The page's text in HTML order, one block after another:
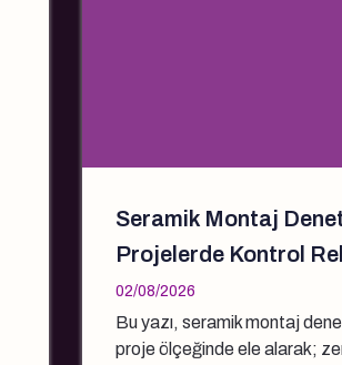
Seramik Montaj
Projelerde Kontrol
02/08/2026
Bu yazı, seramik montaj
proje ölçeğinde ele alarak;